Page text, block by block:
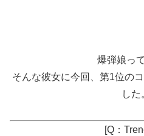
爆弾娘っ
そんな彼女に今回、第1位の
した
[Q：